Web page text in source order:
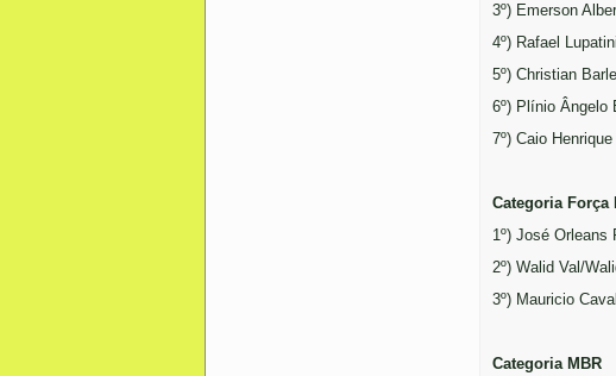
3º) Emerson
4º) Rafael
5º) Christian
6º) Plínio Ângelo
7º) Caio
Categoria Força
1º) José Orleans
2º) Walid Val/
3º) Mauricio
Categoria MBR